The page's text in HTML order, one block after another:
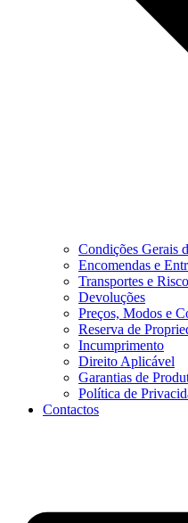
Condições Gerais
Encomendas e
Transportes e
Devoluções
Preços, Modos e
Reserva de
Incumprimento
Direito Aplicável
Garantias de
Política de
Contactos